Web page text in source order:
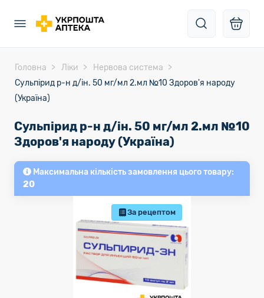
Головна Ліки
Нервова система
Сульпірид р-н д/ін. 50 мг/мл 2.мл №10 Здоров'я народу
(Україна)
Сульпірид р-н д/ін. 50 мг/мл 2.мл №10
Здоров'я народу (Україна)
Максимальна кількість замовлення цього товару:
20
За рецептом